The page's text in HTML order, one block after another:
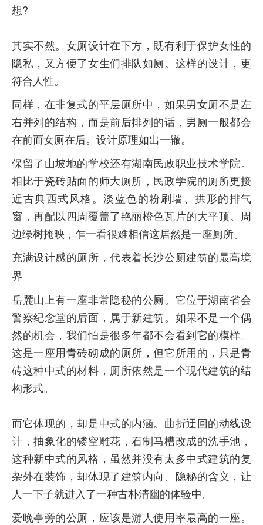
想?
其实不然。女厕设计在下方，既有利于保护女性的
隐私，又方便了女生们排队如厕。这样的设计，更
符合人性。
同样，在非复式的平层厕所中，如果男女厕不是左
右并列的结构，而是前后排列的话，男厕一般都会
在前而女厕在后。设计原理如出一辙。
保留了山坡地的学校还有湖南民政职业技术学院。
相比于瓷砖贴面的师大厕所，民政学院的厕所更接
近古典西式风格。淡蓝色的粉刷墙、拱形的排气
窗，再配以四周覆盖了艳丽橙色瓦片的大平顶。周
边绿树掩映，乍一看很难相信这居然是一座厕所。
充满设计感的厕所，代表着长沙公厕建筑的最高境
界
岳麓山上有一座非常隐秘的公厕。它位于湖南省会
警察纪念堂的后面，属于新建筑。如果不是一个偶
然的机会，我们怕是很多年都不会看到它的模样。
这是一座用青砖砌成的厕所，但它所用的，只是青
砖这种中式的材料，厕所依然是一个现代建筑的结
构形式。
而它体现的，却是中式的内涵。曲折迂回的动线设
计，抽象化的镂空雕花，石制马槽改成的洗手池，
这种新中式的风格，虽然并没有太多中式建筑的复
杂外在装饰，却体现了建筑内向、隐秘的含义，让
人一下子就进入了一种古朴清幽的体验中。
爱晚亭旁的公厕，应该是游人使用率最高的一座。